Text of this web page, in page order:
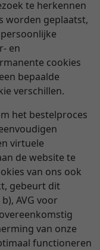
te herkennen
worden geplaatst,
en
cookies
bepaalde
verschillen.
het bestelproces
virtuele
de website te
van ons ook
gebeurt dit
AVG voor
van onze
functioneren